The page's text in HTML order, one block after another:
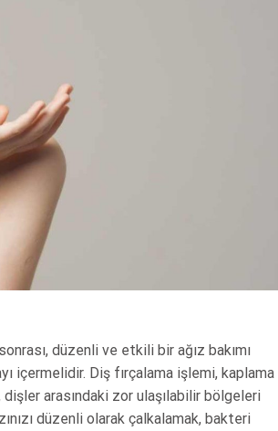
düzenli ve etkili bir ağız bakımı
içermelidir. Diş fırçalama işlemi, kaplama
arasındaki zor ulaşılabilir bölgeleri
düzenli olarak çalkalamak, bakteri